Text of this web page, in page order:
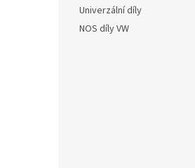
Univerzální díly
NOS díly VW